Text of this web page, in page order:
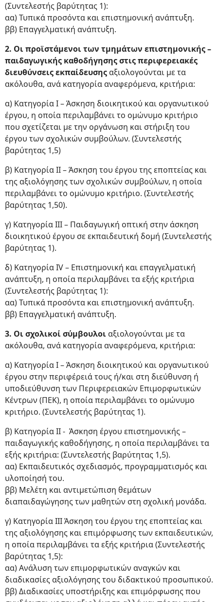
(Συντελεστής βαρύτητας 1):
αα) Τυπικά προσόντα και επιστημονική ανάπτυξη.
ββ) Επαγγελματική ανάπτυξη.
2. Οι προϊστάμενοι των τμημάτων επιστημονικής –
παιδαγωγικής καθοδήγησης στις περιφερειακές
διευθύνσεις εκπαίδευσηςαξιολογούνται με τα
ακόλουθα, ανά κατηγορία αναφερόμενα, κριτήρια:
α) Κατηγορία Ι – Άσκηση διοικητικού και οργανωτικού
έργου, η οποία περιλαμβάνει το ομώνυμο κριτήριο
που σχετίζεται με την οργάνωση και στήριξη του
έργου των σχολικών συμβούλων. (Συντελεστής
βαρύτητας 1,5)
β) Κατηγορία ΙΙ – Άσκηση του έργου της εποπτείας και
της αξιολόγησης των σχολικών συμβούλων, η οποία
περιλαμβάνει το ομώνυμο κριτήριο. (Συντελεστής
βαρύτητας 1,50).
γ) Κατηγορία ΙΙΙ – Παιδαγωγική οπτική στην άσκηση
διοικητικού έργου σε εκπαιδευτική δομή (Συντελεστής
βαρύτητας 1).
δ) Κατηγορία ΙV – Επιστημονική και επαγγελματική
ανάπτυξη, η οποία περιλαμβάνει τα εξής κριτήρια
(Συντελεστής βαρύτητας 1):
αα) Τυπικά προσόντα και επιστημονική ανάπτυξη.
ββ) Επαγγελματική ανάπτυξη.
3. Οι σχολικοί σύμβουλοιαξιολογούνται με τα
ακόλουθα, ανά κατηγορία αναφερόμενα, κριτήρια:
α) Κατηγορία Ι – Άσκηση διοικητικού και οργανωτικού
έργου στην περιφέρειά τους ή/και στη διεύθυνση ή
υποδιεύθυνση των Περιφερειακών Επιμορφωτικών
Κέντρων (ΠΕΚ), η οποία περιλαμβάνει το ομώνυμο
κριτήριο. (Συντελεστής βαρύτητας 1).
β) Κατηγορία ΙΙ - Άσκηση έργου επιστημονικής –
παιδαγωγικής καθοδήγησης, η οποία περιλαμβάνει τα
εξής κριτήρια: (Συντελεστής βαρύτητας 1,5).
αα) Εκπαιδευτικός σχεδιασμός, προγραμματισμός και
υλοποίησή του.
ββ) Μελέτη και αντιμετώπιση θεμάτων
διαπαιδαγώγησης των μαθητών στη σχολική μονάδα.
γ) Κατηγορία ΙΙΙ Άσκηση του έργου της εποπτείας και
της αξιολόγησης και επιμόρφωσης των εκπαιδευτικών,
η οποία περιλαμβάνει τα εξής κριτήρια (Συντελεστής
βαρύτητας 1,5):
αα) Ανάλυση των επιμορφωτικών αναγκών και
διαδικασίες αξιολόγησης του διδακτικού προσωπικού.
ββ) Διαδικασίες υποστήριξης και επιμόρφωσης που